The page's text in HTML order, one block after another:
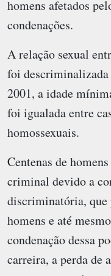
homens afetados
condenações.
A relação sexual
foi descriminalizada
2001, a idade
foi igualada entre
homossexuais.
Centenas de
criminal devido a
discriminatória, que
homens e até
condenação dessa
carreira, a perda de